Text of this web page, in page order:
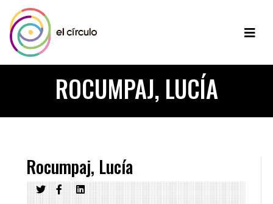
ROCUMPAJ, LUCÍA
Rocumpaj, Lucía